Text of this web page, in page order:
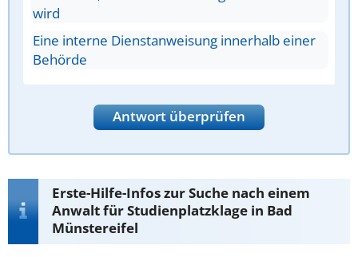
wird
Eine interne Dienstanweisung innerhalb einer
Behörde
Antwort überprüfen
Erste-Hilfe-Infos zur Suche nach einem
Anwalt für Studienplatzklage in Bad
Münstereifel